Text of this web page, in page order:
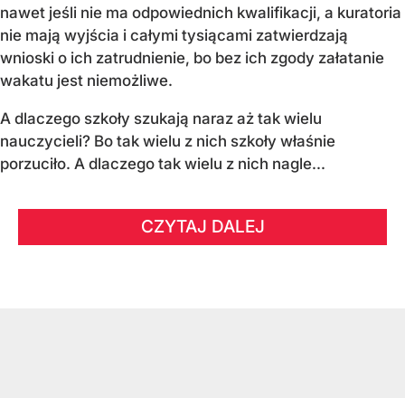
nawet jeśli nie ma odpowiednich kwalifikacji, a kuratoria
nie mają wyjścia i całymi tysiącami zatwierdzają
wnioski o ich zatrudnienie, bo bez ich zgody załatanie
wakatu jest niemożliwe.
A dlaczego szkoły szukają naraz aż tak wielu
nauczycieli? Bo tak wielu z nich szkoły właśnie
porzuciło. A dlaczego tak wielu z nich nagle...
CZYTAJ DALEJ